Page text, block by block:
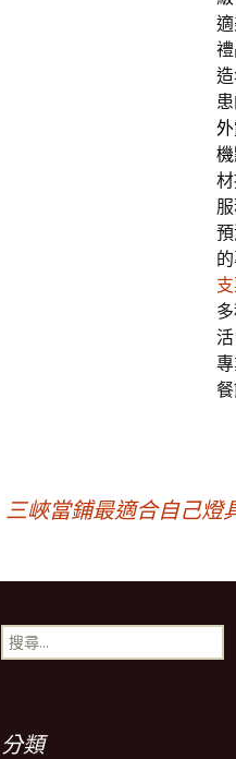
機
三峽當鋪最適合自己燈
搜
尋
分類